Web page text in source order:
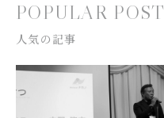
POPULAR POST
人気の記事